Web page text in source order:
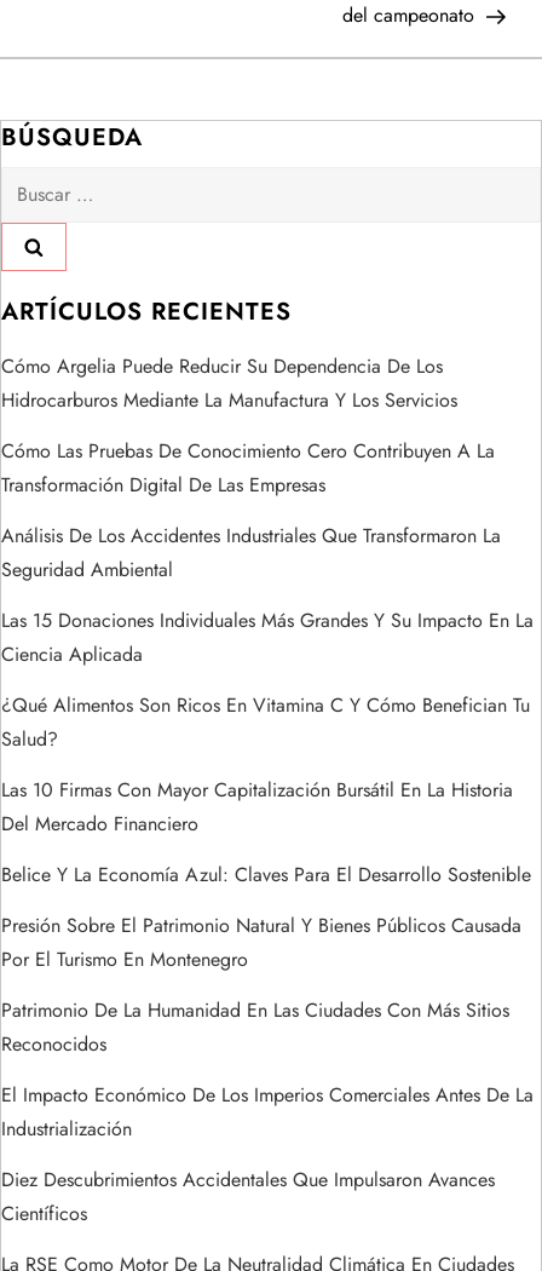
g
a
c
i
ó
n
d
e
e
n
t
r
a
d
a
s
del campeonato
BÚSQUEDA
Buscar:
ARTÍCULOS RECIENTES
Cómo Argelia Puede Reducir Su Dependencia De Los
Hidrocarburos Mediante La Manufactura Y Los Servicios
Cómo Las Pruebas De Conocimiento Cero Contribuyen A La
Transformación Digital De Las Empresas
Análisis De Los Accidentes Industriales Que Transformaron La
Seguridad Ambiental
Las 15 Donaciones Individuales Más Grandes Y Su Impacto En La
Ciencia Aplicada
¿Qué Alimentos Son Ricos En Vitamina C Y Cómo Benefician Tu
Salud?
Las 10 Firmas Con Mayor Capitalización Bursátil En La Historia
Del Mercado Financiero
Belice Y La Economía Azul: Claves Para El Desarrollo Sostenible
Presión Sobre El Patrimonio Natural Y Bienes Públicos Causada
Por El Turismo En Montenegro
Patrimonio De La Humanidad En Las Ciudades Con Más Sitios
Reconocidos
El Impacto Económico De Los Imperios Comerciales Antes De La
Industrialización
Diez Descubrimientos Accidentales Que Impulsaron Avances
Científicos
La RSE Como Motor De La Neutralidad Climática En Ciudades